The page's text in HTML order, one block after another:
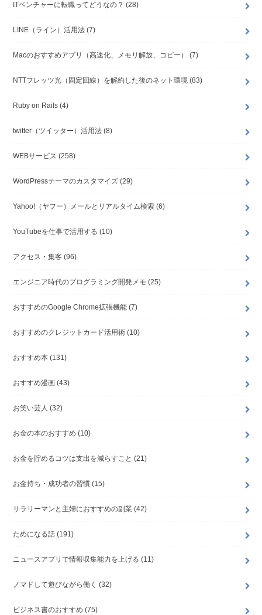
ITベンチャーに転職ってどうなの？ (28)
LINE（ライン）活用法 (7)
Macのおすすめアプリ（高速化、メモリ解放、コピー） (7)
NTTフレッツ光（固定回線）を解約した後のネット環境 (83)
Ruby on Rails (4)
twitter（ツイッター）活用法 (8)
WEBサービス (258)
WordPressテーマのカスタマイズ (29)
Yahoo!（ヤフー）メールとリアルタイム検索 (6)
YouTubeを仕事で活用する (10)
アクセス・集客 (96)
エンジニア時代のプログラミング開発メモ (25)
おすすめのGoogle Chrome拡張機能 (7)
おすすめのクレジットカード活用術 (10)
おすすめ本 (131)
おすすめ漫画 (43)
お笑い芸人 (32)
お金の本のおすすめ (10)
お金を貯めるコツは支出を減らすこと (21)
お金持ち・成功者の習慣 (15)
サラリーマンと主婦におすすめの副業 (42)
ためになる話 (191)
ニュースアプリで情報収集能力を上げる (11)
ノマドして遊びながら働く (32)
ビジネス書のおすすめ (75)